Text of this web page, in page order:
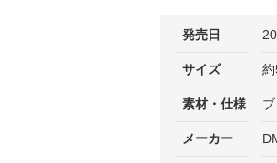
発売日
サイズ
素材・仕様
メーカー